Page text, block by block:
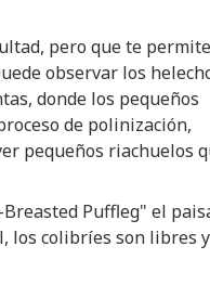
pero que te permite
observar los
donde los pequeños
de polinización,
pequeños riachuelos
Puffleg" el
los colibríes son libres y